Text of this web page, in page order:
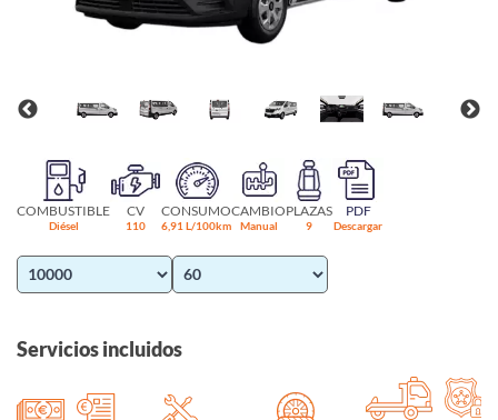
COMBUSTIBLE
Diésel
CV
110
CONSUMO
6,91 L/100km
CAMBIO
Manual
PLAZAS
9
PDF
Descargar
Servicios incluidos